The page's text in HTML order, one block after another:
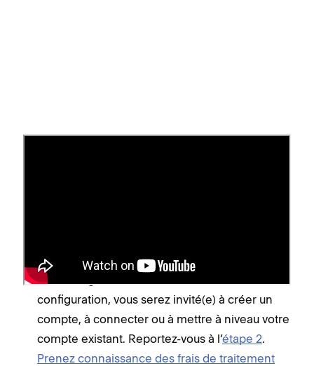
personnel, vous pouvez passer à un compte
Business gratuitement. Au cours de la
configuration, vous serez invité(e) à créer un
compte, à connecter ou à mettre à niveau votre
compte existant. Reportez-vous à l’étape 2.
Prenez connaissance des frais de traitement